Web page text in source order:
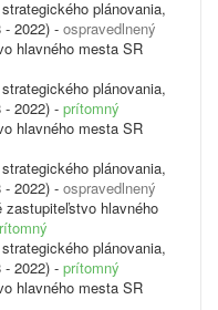
plánovania,
2022) - ospravedlnený
hlavného mesta SR
plánovania,
2022) - prítomný
hlavného mesta SR
plánovania,
2022) - ospravedlnený
zastupiteľstvo hlavného
plánovania,
2022) - prítomný
hlavného mesta SR